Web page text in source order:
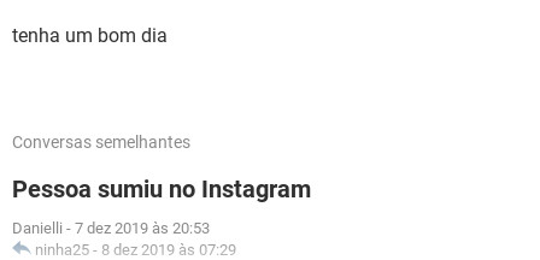
tenha um bom dia
Conversas semelhantes
Pessoa sumiu no Instagram
Danielli - 7 dez 2019 às 20:53
ninha25 - 8 dez 2019 às 07:29